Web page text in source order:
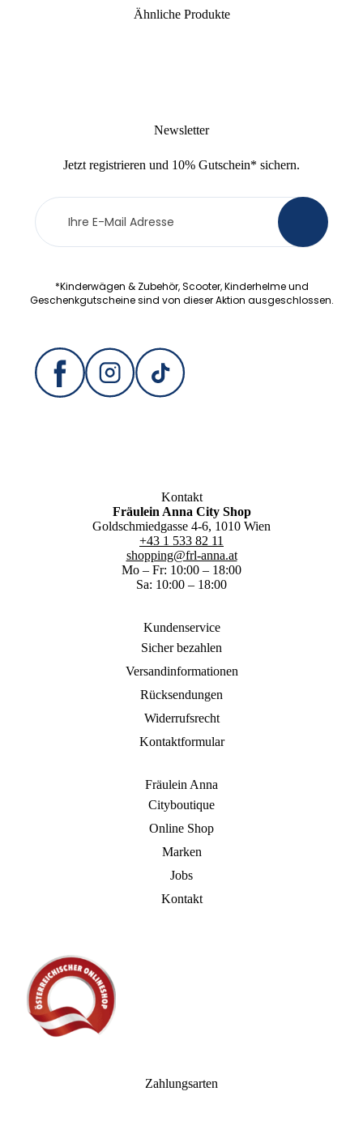
Ähnliche Produkte
Newsletter
Jetzt registrieren und 10% Gutschein* sichern.
Newsletter
Anmeldung
*Kinderwägen & Zubehör, Scooter, Kinderhelme und
Geschenkgutscheine sind von dieser Aktion ausgeschlossen.
Kontakt
Fräulein Anna City Shop
Goldschmiedgasse 4-6, 1010 Wien
+43 1 533 82 11
shopping@frl-anna.at
Mo – Fr: 10:00 – 18:00
Sa: 10:00 – 18:00
Kundenservice
Sicher bezahlen
Versandinformationen
Rücksendungen
Widerrufsrecht
Kontaktformular
Fräulein Anna
Cityboutique
Online Shop
Marken
Jobs
Kontakt
Zahlungsarten